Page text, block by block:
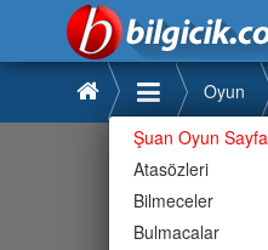
Şuan Oyun
Atasözleri
Bilmeceler
Bulmacalar
Oyun